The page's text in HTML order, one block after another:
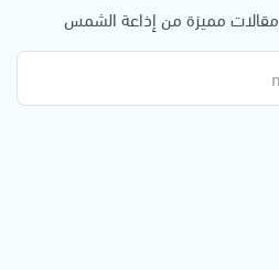
مميزة من إذاعة الشمس